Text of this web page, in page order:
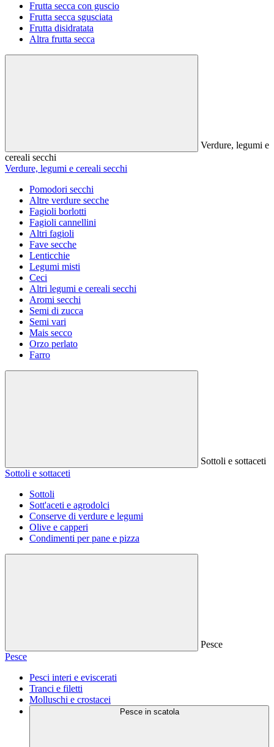
Frutta secca con guscio
Frutta secca sgusciata
Frutta disidratata
Altra frutta secca
Verdure, legumi e
cereali secchi
Verdure, legumi e cereali secchi
Pomodori secchi
Altre verdure secche
Fagioli borlotti
Fagioli cannellini
Altri fagioli
Fave secche
Lenticchie
Legumi misti
Ceci
Altri legumi e cereali secchi
Aromi secchi
Semi di zucca
Semi vari
Mais secco
Orzo perlato
Farro
Sottoli e sottaceti
Sottoli e sottaceti
Sottoli
Sott'aceti e agrodolci
Conserve di verdure e legumi
Olive e capperi
Condimenti per pane e pizza
Pesce
Pesce
Pesci interi e eviscerati
Tranci e filetti
Molluschi e crostacei
Pesce in scatola